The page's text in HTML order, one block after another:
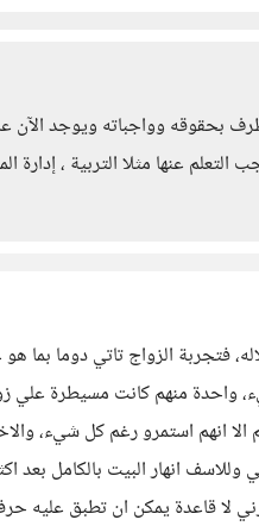
بحقوقه وواجباته ويوجد الآن
عنها مثلا التربية ، إدارة
فتجربة الزواج تاتي دوما بما
واحدة منهم كانت مسيطرة علي
انهم استمرو رغم كل شيء،
وللاسف انهار البيت بالكامل
لا قاعدة يمكن ان تطبق عليه